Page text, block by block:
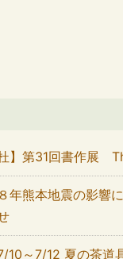
杜】第31回書作展
年熊本地震の影響
10～7/12 夏の茶道